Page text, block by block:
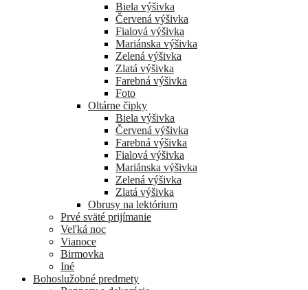
Biela výšivka
Červená výšivka
Fialová výšivka
Mariánska výšivka
Zelená výšivka
Zlatá výšivka
Farebná výšivka
Foto
Oltárne čipky
Biela výšivka
Červená výšivka
Farebná výšivka
Fialová výšivka
Mariánska výšivka
Zelená výšivka
Zlatá výšivka
Obrusy na lektórium
Prvé sväté prijímanie
Veľká noc
Vianoce
Birmovka
Iné
Bohoslužobné predmety